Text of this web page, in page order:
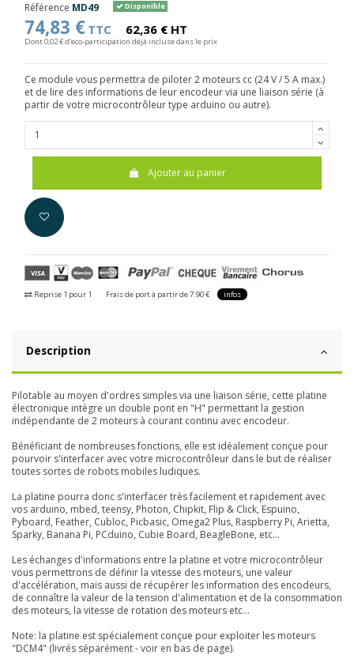
Référence MD49 Disponible
74,83 € TTC 62,36 € HT
Dont 0,02 € d'eco-participation déjà incluse dans le prix
Ce module vous permettra de piloter 2 moteurs cc (24 V / 5 A max.)
et de lire des informations de leur encodeur via une liaison série (à
partir de votre microcontrôleur type arduino ou autre).
Ajouter au panier
Reprise 1 pour 1 Frais de port à partir de 7.90 € infos
Description
Pilotable au moyen d'ordres simples via une liaison série, cette platine
électronique intègre un double pont en "H" permettant la gestion
indépendante de 2 moteurs à courant continu avec encodeur.
Bénéficiant de nombreuses fonctions, elle est idéalement conçue pour
pourvoir s'interfacer avec votre microcontrôleur dans le but de réaliser
toutes sortes de robots mobiles ludiques.
La platine pourra donc s'interfacer très facilement et rapidement avec
vos arduino, mbed, teensy, Photon, Chipkit, Flip & Click, Espuino,
Pyboard, Feather, Cubloc, Picbasic, Omega2 Plus, Raspberry Pi, Arietta,
Sparky, Banana Pi, PCduino, Cubie Board, BeagleBone, etc...
Les échanges d'informations entre la platine et votre microcontrôleur
vous permettrons de définir la vitesse des moteurs, une valeur
d'accélération, mais aussi de récupérer les information des encodeurs,
de connaître la valeur de la tension d'alimentation et de la consommation
des moteurs, la vitesse de rotation des moteurs etc...
Note: la platine est spécialement conçue pour exploiter les moteurs
"DCM4" (livrés séparément - voir en bas de page).